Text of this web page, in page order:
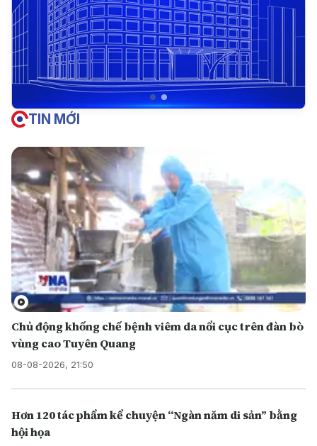
TIN MỚI
Chủ động khống chế bệnh viêm da nổi cục trên đàn bò
vùng cao Tuyên Quang
08-08-2026, 21:50
Hơn 120 tác phẩm kể chuyện “Ngàn năm di sản” bằng
hội họa